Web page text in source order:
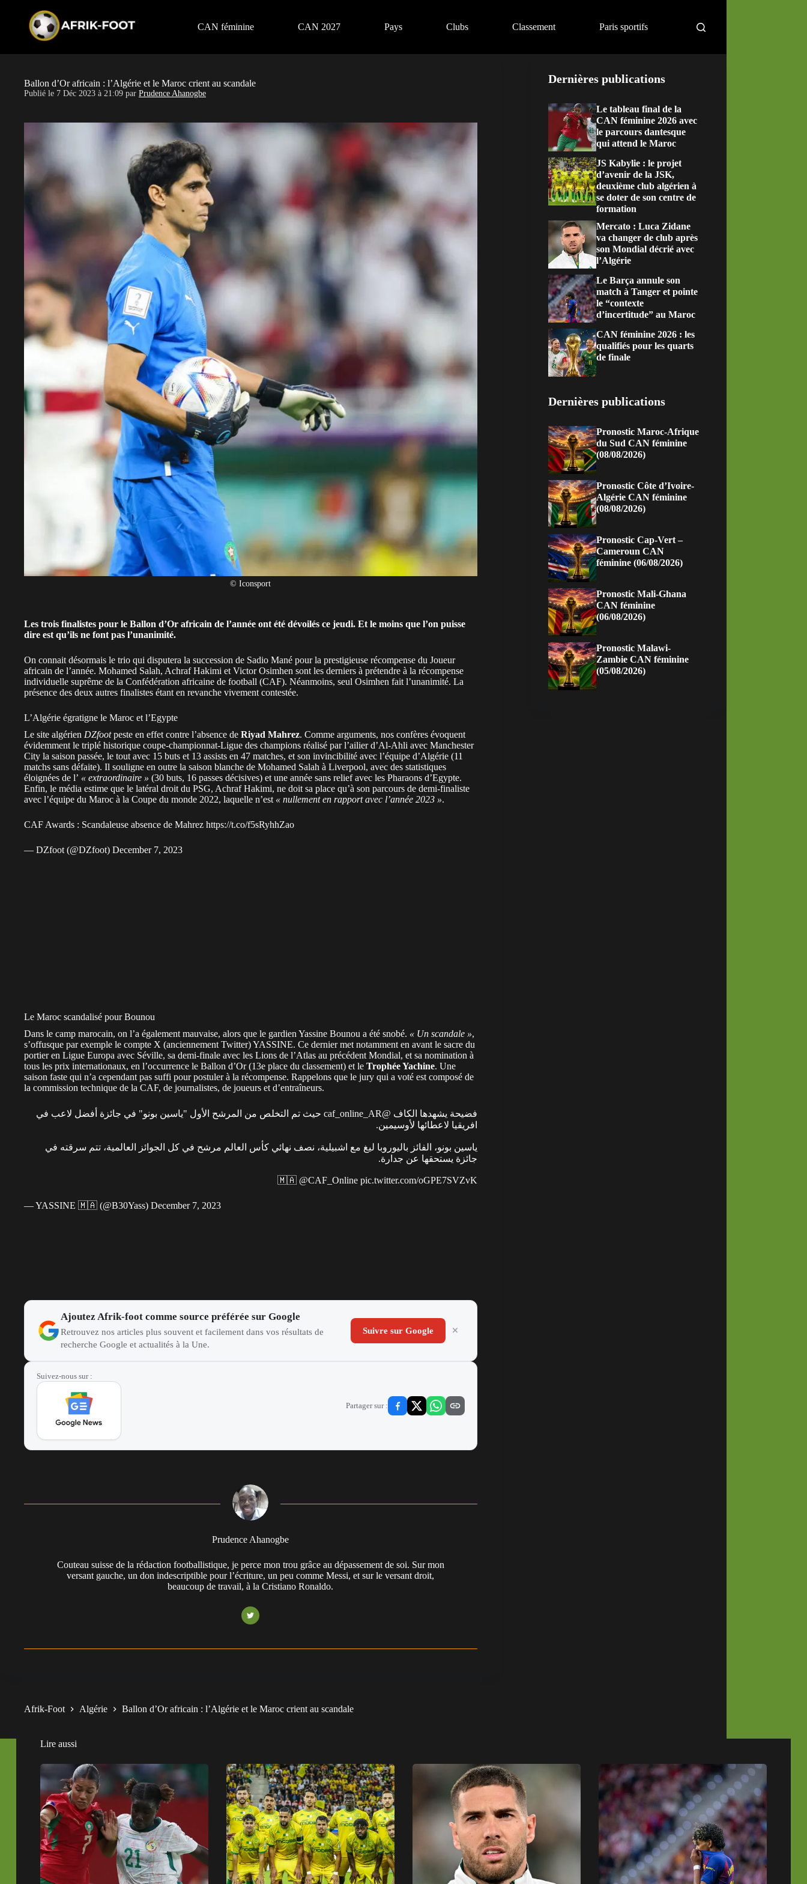
CAN féminine CAN 2027 Pays Clubs Classement Paris sportifs
Ballon d’Or africain : l’Algérie et le Maroc crient au scandale
Publié le 7 Déc 2023 à 21:09 par Prudence Ahanogbe
© Iconsport
Les trois finalistes pour le Ballon d’Or africain de l’année ont été dévoilés ce jeudi. Et le moins que l’on puisse
dire est qu’ils ne font pas l’unanimité.
On connait désormais le trio qui disputera la succession de Sadio Mané pour la prestigieuse récompense du Joueur
africain de l’année. Mohamed Salah, Achraf Hakimi et Victor Osimhen sont les derniers à prétendre à la récompense
individuelle suprême de la Confédération africaine de football (CAF). Néanmoins, seul Osimhen fait l’unanimité. La
présence des deux autres finalistes étant en revanche vivement contestée.
L’Algérie égratigne le Maroc et l’Egypte
Le site algérien DZfootpeste en effet contre l’absence de Riyad Mahrez. Comme arguments, nos confères évoquent
évidemment le triplé historique coupe-championnat-Ligue des champions réalisé par l’ailier d’Al-Ahli avec Manchester
City la saison passée, le tout avec 15 buts et 13 assists en 47 matches, et son invincibilité avec l’équipe d’Algérie (11
matchs sans défaite). Il souligne en outre la saison blanche de Mohamed Salah à Liverpool, avec des statistiques
éloignées de l’ « extraordinaire » (30 buts, 16 passes décisives) et une année sans relief avec les Pharaons d’Egypte.
Enfin, le média estime que le latéral droit du PSG, Achraf Hakimi, ne doit sa place qu’à son parcours de demi-finaliste
avec l’équipe du Maroc à la Coupe du monde 2022, laquelle n’est « nullement en rapport avec l’année 2023 ».
CAF Awards : Scandaleuse absence de Mahrez https://t.co/f5sRyhhZao
— DZfoot (@DZfoot) December 7, 2023
Le Maroc scandalisé pour Bounou
Dans le camp marocain, on l’a également mauvaise, alors que le gardien Yassine Bounou a été snobé. « Un scandale »,
s’offusque par exemple le compte X (anciennement Twitter) YASSINE. Ce dernier met notamment en avant le sacre du
portier en Ligue Europa avec Séville, sa demi-finale avec les Lions de l’Atlas au précédent Mondial, et sa nomination à
tous les prix internationaux, en l’occurrence le Ballon d’Or (13e place du classement) et le Trophée Yachine. Une
saison faste qui n’a cependant pas suffi pour postuler à la récompense. Rappelons que le jury qui a voté est composé de
la commission technique de la CAF, de journalistes, de joueurs et d’entraîneurs.
فضيحة يشهدها الكاف @caf_online_AR
حيث تم التخلص من المرشح الأول "ياسين بونو" في جائزة أفضل لاعب في
افريقيا لاعطائها لأوسيمين.
ياسين بونو، الفائز باليوروبا ليغ مع اشبيلية، نصف نهائي كأس العالم مرشح في كل الجوائز العالمية، تتم سرقته في
جائزة يستحقها عن جدارة.
🇲🇦 @CAF_Online pic.twitter.com/oGPE7SVZvK
— YASSINE 🇲🇦 (@B30Yass) December 7, 2023
Ajoutez Afrik-foot comme source préférée sur Google
Retrouvez nos articles plus souvent et facilement dans vos résultats de
recherche Google et actualités à la Une.
Suivre sur Google
Suivez-nous sur :
Partager sur :
Prudence Ahanogbe
Couteau suisse de la rédaction footballistique, je perce mon trou grâce au dépassement de soi. Sur mon
versant gauche, un don indescriptible pour l’écriture, un peu comme Messi, et sur le versant droit,
beaucoup de travail, à la Cristiano Ronaldo.
Dernières publications
Le tableau final de la
CAN féminine 2026 avec
le parcours dantesque
qui attend le Maroc
JS Kabylie : le projet
d’avenir de la JSK,
deuxième club algérien à
se doter de son centre de
formation
Mercato : Luca Zidane
va changer de club après
son Mondial décrié avec
l’Algérie
Le Barça annule son
match à Tanger et pointe
le “contexte
d’incertitude” au Maroc
CAN féminine 2026 : les
qualifiés pour les quarts
de finale
Dernières publications
Pronostic Maroc-Afrique
du Sud CAN féminine
(08/08/2026)
Pronostic Côte d’Ivoire-
Algérie CAN féminine
(08/08/2026)
Pronostic Cap-Vert –
Cameroun CAN
féminine (06/08/2026)
Pronostic Mali-Ghana
CAN féminine
(06/08/2026)
Pronostic Malawi-
Zambie CAN féminine
(05/08/2026)
Afrik-Foot Algérie Ballon d’Or africain : l’Algérie et le Maroc crient au scandale
Lire aussi